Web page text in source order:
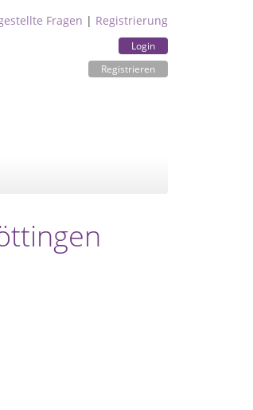
Fragen | Registrierung
Login
Registrieren